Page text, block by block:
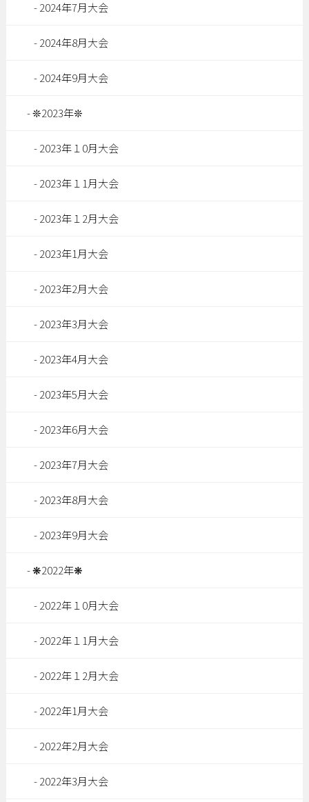
2024年7月大会
2024年8月大会
2024年9月大会
❊2023年❊
2023年１0月大会
2023年１1月大会
2023年１2月大会
2023年1月大会
2023年2月大会
2023年3月大会
2023年4月大会
2023年5月大会
2023年6月大会
2023年7月大会
2023年8月大会
2023年9月大会
❋2022年❋
2022年１0月大会
2022年１1月大会
2022年１2月大会
2022年1月大会
2022年2月大会
2022年3月大会